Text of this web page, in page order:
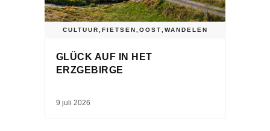
CULTUUR FIETSEN OOST WANDELEN
GLÜCK AUF IN HET
ERZGEBIRGE
9 juli 2026